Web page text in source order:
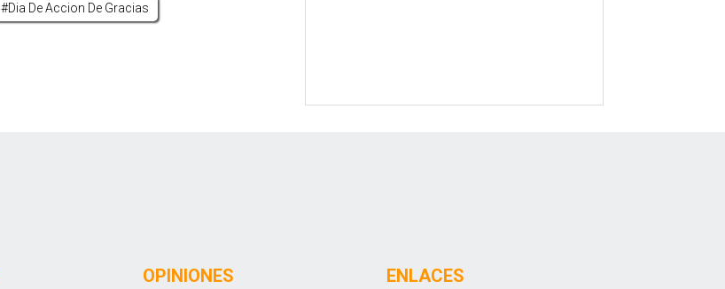
#dia De Accion De Gracias
OPINIONES ENLACES